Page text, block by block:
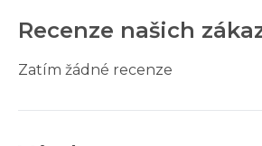
Recenze našich
Zatím žádné recenze